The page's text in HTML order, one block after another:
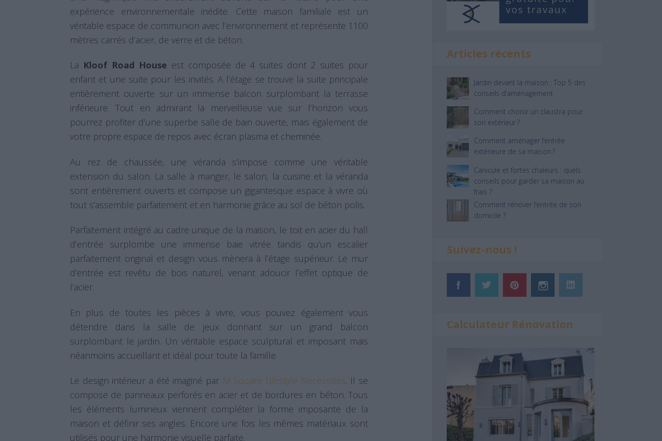
expérience environnementale inédite. Cette maison familiale est un
véritable espace de communion avec l’environnement et représente 1100
mètres carrés d’acier, de verre et de béton.
La Kloof Road House est composée de 4 suites dont 2 suites pour
enfant et une suite pour les invités. A l’étage se trouve la suite principale
entièrement ouverte sur un immense balcon surplombant la terrasse
inférieure. Tout en admirant la merveilleuse vue sur l’horizon vous
pourrez profiter d’une superbe salle de bain ouverte, mais également de
votre propre espace de repos avec écran plasma et cheminée.
Au rez de chaussée, une véranda s’impose comme une véritable
extension du salon. La salle à manger, le salon, la cuisine et la véranda
sont entièrement ouverts et compose un gigantesque espace à vivre où
tout s’assemble parfaitement et en harmonie grâce au sol de béton polis.
Parfaitement intégré au cadre unique de la maison, le toit en acier du hall
d’entrée surplombe une immense baie vitrée tandis qu’un escalier
parfaitement original et design vous mènera à l’étage supérieur. Le mur
d’entrée est revêtu de bois naturel, venant adoucir l’effet optique de
l’acier.
En plus de toutes les pièces à vivre, vous pouvez également vous
détendre dans la salle de jeux donnant sur un grand balcon
surplombant le jardin. Un véritable espace sculptural et imposant mais
néanmoins accueillant et idéal pour toute la famille.
Le design intérieur a été imaginé par M Square Lifestyle Necessities. Il se
compose de panneaux perforés en acier et de bordures en béton. Tous
les éléments lumineux viennent compléter la forme imposante de la
maison et définir ses angles. Encore une fois les mêmes matériaux sont
utilisés pour une harmonie visuelle parfaite.
Articles récents
Jardin devant la maison : Top 5 des
conseils d’aménagement
Comment choisir un claustra pour
son extérieur ?
Comment aménager l’entrée
extérieure de sa maison ?
Canicule et fortes chaleurs : quels
conseils pour garder sa maison au
frais ?
Comment rénover l’entrée de son
domicile ?
Suivez-nous !
Calculateur Rénovation